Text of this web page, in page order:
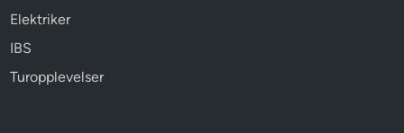
Elektriker
IBS
Turopplevelser